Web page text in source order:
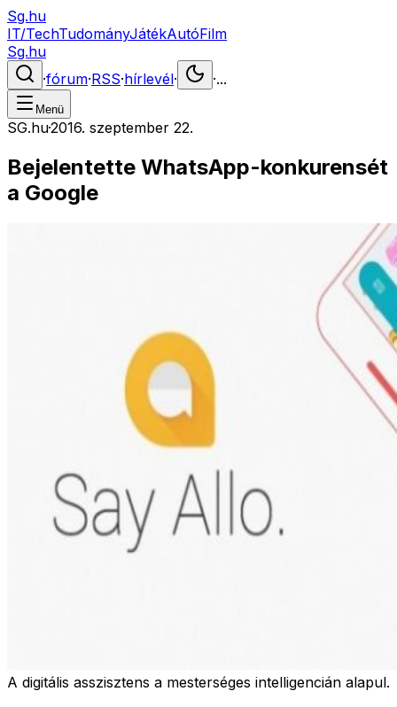
Sg.hu
IT/TechTudományJátékAutóFilm
Sg.hu
·fórum·RSS·hírlevél· ·...
Menü
SG.hu·2016. szeptember 22.
Bejelentette WhatsApp-konkurensét
a Google
A digitális asszisztens a mesterséges intelligencián alapul.